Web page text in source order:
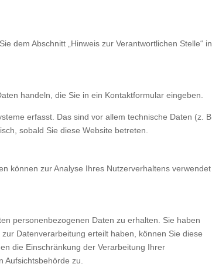
dem Abschnitt „Hinweis zur Verantwortlichen Stelle“ in
handeln, die Sie in ein Kontaktformular eingeben.
erfasst. Das sind vor allem technische Daten (z. B.
sobald Sie diese Website betreten.
können zur Analyse Ihres Nutzerverhaltens verwendet
personenbezogenen Daten zu erhalten. Sie haben
Datenverarbeitung erteilt haben, können Sie diese
die Einschränkung der Verarbeitung Ihrer
zu.